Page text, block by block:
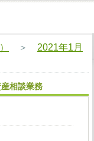
＞ 2021年1月
相談業務